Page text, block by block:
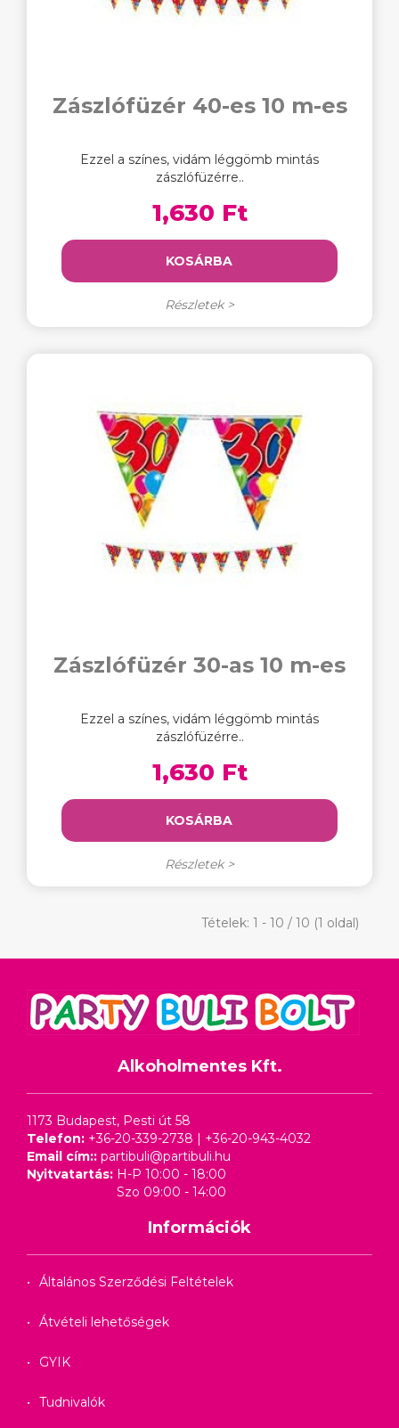
Zászlófüzér 40-es 10 m-es
Ezzel a színes, vidám léggömb mintás
zászlófüzérre..
1,630 Ft
KOSÁRBA
Részletek >
Zászlófüzér 30-as 10 m-es
Ezzel a színes, vidám léggömb mintás
zászlófüzérre..
1,630 Ft
KOSÁRBA
Részletek >
Tételek: 1 - 10 / 10 (1 oldal)
Alkoholmentes Kft.
1173 Budapest, Pesti út 58
Telefon: +36-20-339-2738 | +36-20-943-4032
Email cím:: partibuli@partibuli.hu
Nyitvatartás: H-P 10:00 - 18:00
Szo 09:00 - 14:00
Információk
Általános Szerződési Feltételek
Átvételi lehetőségek
GYIK
Tudnivalók